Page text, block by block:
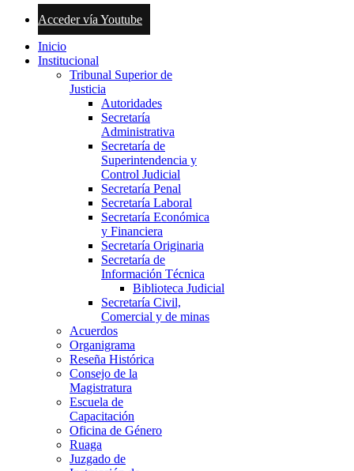
Acceder vía Youtube
Inicio
Institucional
Tribunal Superior de
Justicia
Autoridades
Secretaría
Administrativa
Secretaría de
Superintendencia y
Control Judicial
Secretaría Penal
Secretaría Laboral
Secretaría Económica
y Financiera
Secretaría Originaria
Secretaría de
Información Técnica
Biblioteca Judicial
Secretaría Civil,
Comercial y de minas
Acuerdos
Organigrama
Reseña Histórica
Consejo de la
Magistratura
Escuela de
Capacitación
Oficina de Género
Ruaga
Juzgado de